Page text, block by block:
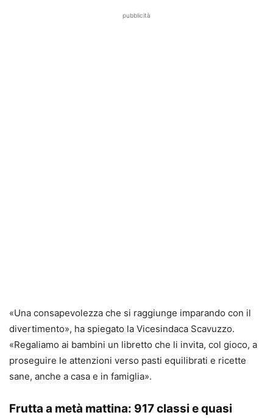
pubblicità
«Una consapevolezza che si raggiunge imparando con il
divertimento», ha spiegato la Vicesindaca Scavuzzo.
«Regaliamo ai bambini un libretto che li invita, col gioco, a
proseguire le attenzioni verso pasti equilibrati e ricette
sane, anche a casa e in famiglia».
Frutta a metà mattina: 917 classi e quasi